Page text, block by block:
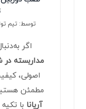
توسط: تیم
اگر
مداربسته در
اصولی،
مطمئن
آریانا با